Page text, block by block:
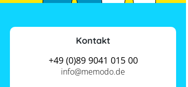
Kontakt
+49 (0)89 9041 015 00
info@memodo.de